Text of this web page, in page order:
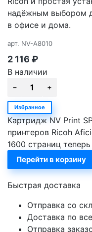
надёжным выбором
в офисе и дома.
арт. NV-A8010
2 116 ₽
В наличии
Избранное
Картридж NV Print
принтеров Ricoh
1600 страниц
Перейти в корзину
Быстрая доставка
Отправка со
Доставка по
Отправка